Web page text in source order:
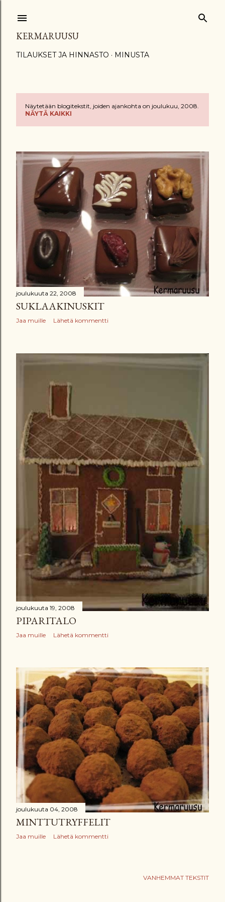
KERMARUUSU
TILAUKSET JA HINNASTO MINUSTA
T
k
Näytetään blogitekstit, joiden ajankohta on joulukuu, 2008.
NÄYTÄ KAIKKI
joulukuuta 22, 2008
SUKLAAKINUSKIT
Jaa muille Lähetä kommentti
joulukuuta 19, 2008
PIPARITALO
Jaa muille Lähetä kommentti
joulukuuta 04, 2008
MINTTUTRYFFELIT
Jaa muille Lähetä kommentti
VANHEMMAT TEKSTIT